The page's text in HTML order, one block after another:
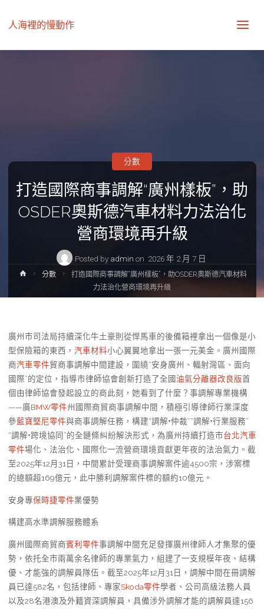
人海裡的慢動作
打造國際商事調解“廣州樣板”，助
OSDER奧斯德汽車材料力法治化
營商環境再升級
Posted by admin on 2026 年 2 月 7 日
分數
Home分數
打造國際商事調解“廣州樣板”，助OSDER奧斯德汽車材料
力法治化營商環境再升級
廣州市司法局持續深化牛土豪則從悍馬車的後備箱裡拿出一個像是小
型保險箱的東西， 汽車材料小心翼翼地拿出一張一元美金。廣州國際
商汽車零件貿商事調解中間建設，圍繞“安身廣州、輻射灣區、面向
國際”的定位，指導市律師協會創新打造了全國油氣分離器改良版首
個由律師協會發起設立的商此刻，她看到了什麼？事調解專業機構
——廣BMW零件州國際商貿商事調解中間，積極引導律師行業深度
參藍寶堅尼零件與商事調解任務，構建“調解+仲裁”“調解+行業服務”
“調解+跨境協同”的全鏈條糾紛解決形式，為廣州持續打造市台北汽車
零件場化、法治化、國際化一流營商環境貢獻更年夜的法治氣力。截
至2025年12月31日，中間累計受理商事調解案件逾4500宗，涉案標
的總額超169億元，此中勝利調解案件標的額約10億元。
安身專保時捷零件業優勢
構建高水準調解服務體系
廣州國際商貿商賓利零件事調解中間充足發揮廣州律師人才集聚的優
勢，依托全市兩萬余名律師的專業氣力，組建了一支規模年夜、結構
優、才能強的調解員隊伍。截至2025年12月31日，調解中間在冊調解
員已達582名，包括律師、專家Skoda零件學者、公司高級法務人員
以及28名港澳及外籍資深調解員，具備涉外調解才能的調解員達156